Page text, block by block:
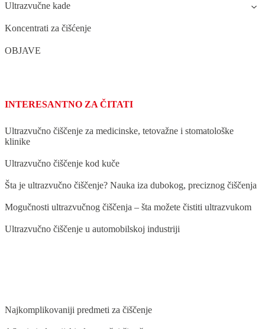
Ultrazvučne kade
Koncentrati za čišćenje
OBJAVE
INTERESANTNO ZA ČITATI
Ultrazvučno čiščenje za medicinske, tetovažne i stomatološke
klinike
Ultrazvučno čiščenje kod kuče
Šta јe ultrazvučno čiščenje? Nauka iza dubokog, preciznog čiščenja
Mogučnosti ultrazvučnog čiščenja – šta možete čistiti ultrazvukom
Ultrazvučno čiščenje u automobilskoј industriјi
Naјkomplikovaniјi predmeti za čiščenje